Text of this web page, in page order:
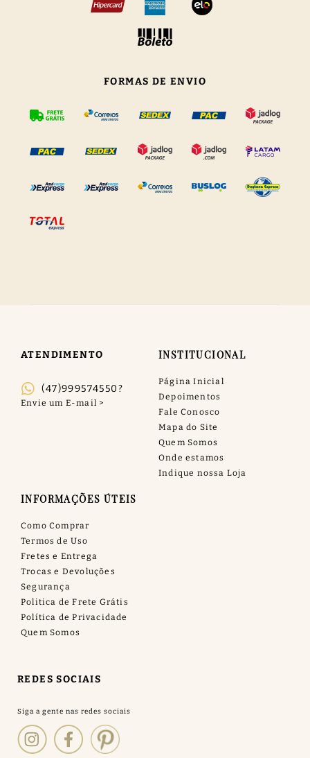
FORMAS DE ENVIO
ATENDIMENTO
(47)999574550?
INSTITUCIONAL
Página Inicial
Depoimentos
Fale Conosco
Mapa do Site
Quem Somos
Onde estamos
Indique nossa Loja
INFORMAÇÕES ÚTEIS
Como Comprar
Termos de Uso
Fretes e Entrega
Trocas e Devoluções
Segurança
Politica de Frete Grátis
Política de Privacidade
Quem Somos
REDES SOCIAIS